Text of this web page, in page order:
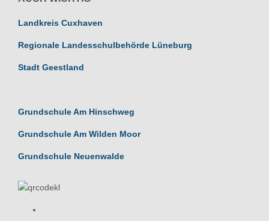
Landkreis Cuxhaven
Regionale Landesschulbehörde Lüneburg
Stadt Geestland
Grundschule Am Hinschweg
Grundschule Am Wilden Moor
Grundschule Neuenwalde